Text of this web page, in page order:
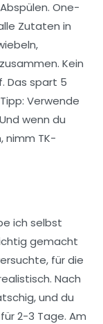
One-
Zutaten in
Kein
Das spart 5
Verwende
wenn du
nimm TK-
ich selbst
gemacht
für die
Nach
und du
2-3 Tage. Am